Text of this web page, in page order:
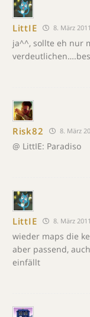
LittIE 8. März
ja^^, sollte eh nur
Risk82 8. März
@ LittIE: Paradiso
LittIE 8. März
wieder maps die
aber passend,
einfällt